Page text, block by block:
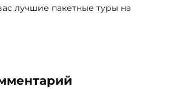
лучшие пакетные туры на